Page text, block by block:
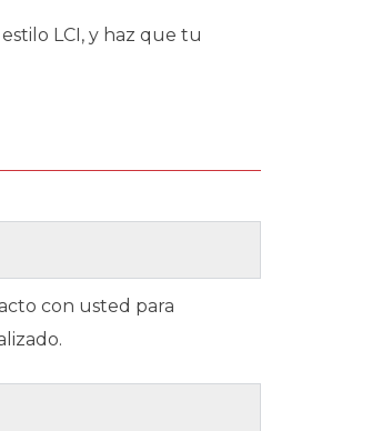
LCI, y haz que tu
con usted para